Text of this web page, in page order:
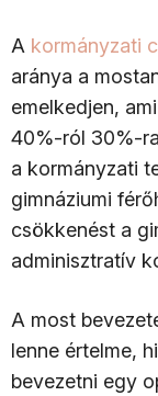
A kormányzati
aránya a
emelkedjen,
40%-ról 30%-
a kormányzati
gimnáziumi
csökkenést a
adminisztratív
A most
lenne értelme,
bevezetni egy